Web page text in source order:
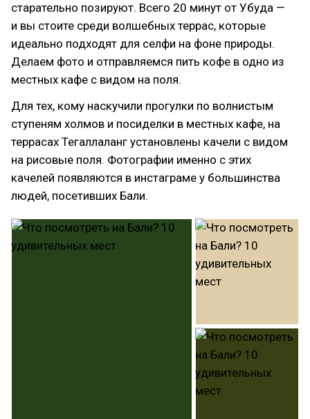
старательно позируют. Всего 20 минут от Убуда —
и вы стоите среди волшебных террас, которые
идеально подходят для селфи на фоне природы.
Делаем фото и отправляемся пить кофе в одно из
местных кафе с видом на поля.
Для тех, кому наскучили прогулки по волнистым
ступеням холмов и посиделки в местных кафе, на
террасах Тегаллаланг установлены качели с видом
на рисовые поля. Фотографии именно с этих
качелей появляются в инстаграме у большинства
людей, посетивших Бали.